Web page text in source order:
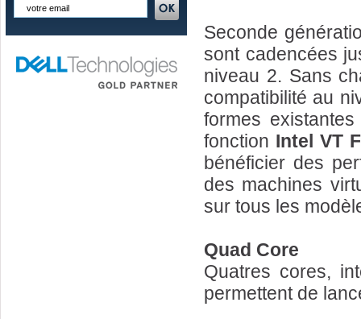
Seconde
sont cadencées
niveau 2. Sans
compatibilité au
formes
fonction Intel VT
bénéficier des
des machines
sur tous les
Quad Core
Quatres cores,
permettent de